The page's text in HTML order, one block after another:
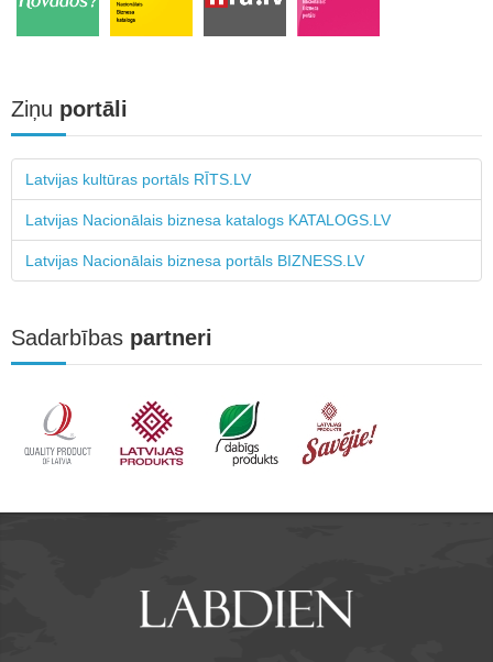
Ziņu portāli
Latvijas kultūras portāls RĪTS.LV
Latvijas Nacionālais biznesa katalogs KATALOGS.LV
Latvijas Nacionālais biznesa portāls BIZNESS.LV
Sadarbības partneri